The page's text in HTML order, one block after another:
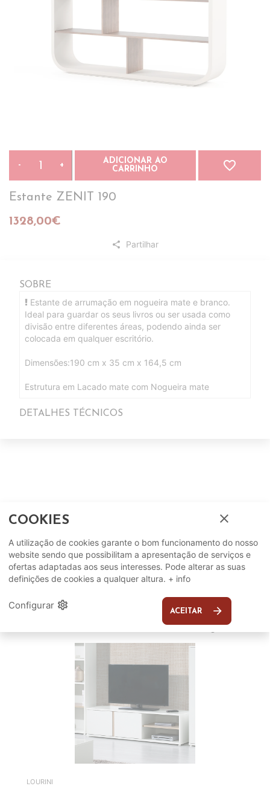
- +
ADICIONAR AO
CARRINHO
favorite_border
Estante ZENIT 190
1328,00€
share Partilhar
SOBRE
Estante de arrumação em nogueira mate e branco.
Ideal para guardar os seus livros ou ser usada como
divisão entre diferentes áreas, podendo ainda ser
colocada em qualquer escritório.
Dimensões:190 cm x 35 cm x 164,5 cm
Estrutura em Lacado mate com Nogueira mate
DETALHES TÉCNICOS
Complete o seu ambiente
COMPLEMENTOS
SUGERIDOS
EM DESTAQUE
LOURINI
COOKIES close
A utilização de cookies garante o bom funcionamento do nosso
website sendo que possibilitam a apresentação de serviços e
ofertas adaptadas aos seus interesses. Pode alterar as suas
definições de cookies a qualquer altura. + info
Configurar settings ACEITAR arrow_forward